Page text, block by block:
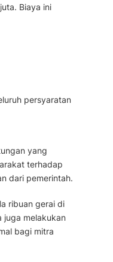
Biaya ini
persyaratan
yang
terhadap
dari pemerintah.
ribuan gerai di
juga melakukan
bagi mitra